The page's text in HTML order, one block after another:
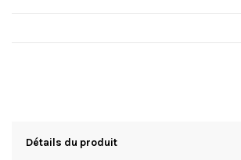
Détails du produit